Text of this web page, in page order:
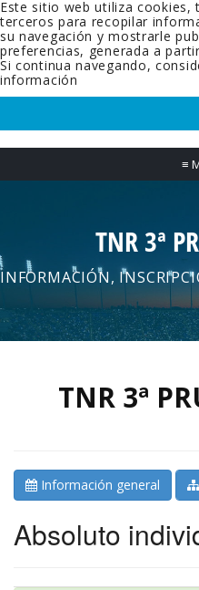
Este sitio web utiliza cookies,
terceros para recopilar
su navegación y mostrarle
preferencias, generada a
Si continua navegando,
información
≡
TNR 3ª
INFORMACIÓN,
TNR 3ª
Información general
Absoluto